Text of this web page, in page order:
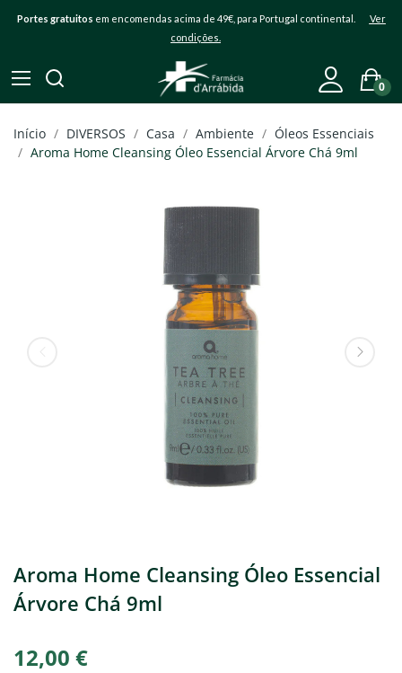
Portes gratuitos em encomendas acima de 49€, para Portugal continental. Ver
condições.
0
Início DIVERSOS Casa Ambiente
Óleos Essenciais
Aroma Home Cleansing Óleo Essencial Árvore Chá 9ml
Aroma Home Cleansing Óleo Essencial
Árvore Chá 9ml
12,00 €